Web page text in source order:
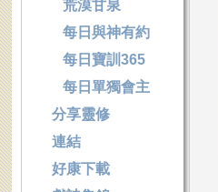
荒漠甘泉
每日與神有約
每日寶訓365
每日單獨會主
分享靈修
連結
好康下載